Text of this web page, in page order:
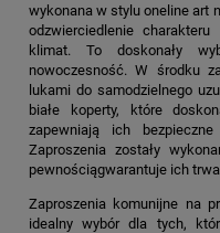
wykonana w stylu oneline art
odzwierciedlenie
klimat. To doskonały
nowoczesność. W środku
lukami do samodzielnego
białe koperty, które
zapewniają ich
Zaproszenia zostały
pewnościągwarantuje ich
Zaproszenia komunijne na
idealny wybór dla tych,